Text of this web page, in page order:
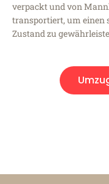
verpackt und von
transportiert, um einen
Zustand zu